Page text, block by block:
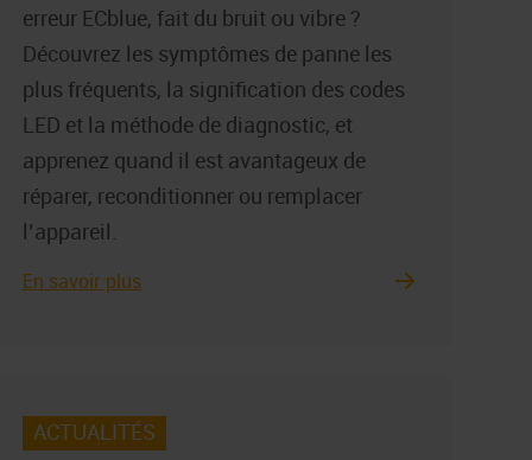
erreur ECblue, fait du bruit ou vibre ?
Découvrez les symptômes de panne les
plus fréquents, la signification des codes
LED et la méthode de diagnostic, et
apprenez quand il est avantageux de
réparer, reconditionner ou remplacer
l’appareil.
En savoir plus
ACTUALITÉS